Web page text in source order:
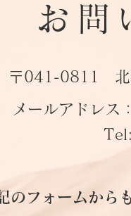
お問
〒041-0811 北
メールアドレス：
のフォームから